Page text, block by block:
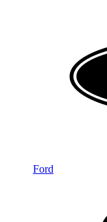
Ford